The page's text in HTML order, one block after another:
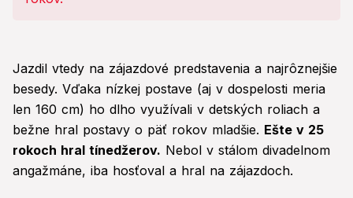
Jazdil vtedy na zájazdové predstavenia a najrôznejšie
besedy. Vďaka nízkej postave (aj v dospelosti meria
len 160 cm) ho dlho využívali v detských roliach a
bežne hral postavy o päť rokov mladšie. Ešte v 25
rokoch hral tínedžerov. Nebol v stálom divadelnom
angažmáne, iba hosťoval a hral na zájazdoch.